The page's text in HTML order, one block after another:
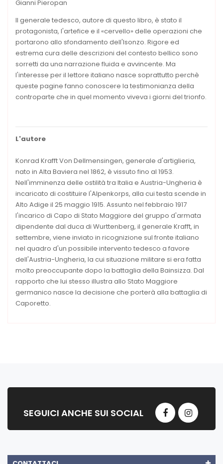
Gianni Pieropan
Il generale tedesco, autore di questo libro, è stato il
protagonista, l'artefice e il «cervello» delle operazioni che
portarono allo sfondamento dell'Isonzo. Rigore ed
estrema cura delle descrizioni del contesto bellico sono
sorretti da una narrazione fluida e avvincente. Ma
l'interesse per il lettore italiano nasce soprattutto perchè
queste pagine fanno conoscere la testimonianza della
controparte che in quel momento viveva i giorni del trionfo.
L'autore
Konrad Krafft Von Dellmensingen, generale d'artiglieria,
nato in Alta Baviera nel 1862, è vissuto fino al 1953.
Nell'imminenza delle ostilità tra Italia e Austria-Ungheria è
incaricato di costituire l'Alpenkorps, alla cui testa scende in
Alto Adige il 25 maggio 1915. Assunto nel febbraio 1917
l'incarico di Capo di Stato Maggiore del gruppo d'armata
dipendente dal duca di Wurttenberg, il generale Krafft, in
settembre, viene inviato in ricognizione sul fronte italiano
nel quadro d'un possibile intervento tedesco a favore
dell'Austria-Ungheria, la cui situazione militare si era fatta
molto preoccupante dopo la battaglia della Bainsizza. Dal
rapporto che lui stesso illustra allo Stato Maggiore
germanico nasce la decisione che porterà alla battaglia di
Caporetto.
SEGUICI ANCHE SUI SOCIAL